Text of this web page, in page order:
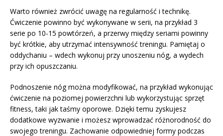
Warto również zwrócić uwagę na regularność i technikę.
Ćwiczenie powinno być wykonywane w serii, na przykład 3
serie po 10-15 powtórzeń, a przerwy między seriami powinny
być krótkie, aby utrzymać intensywność treningu. Pamiętaj o
oddychaniu – wdech wykonuj przy unoszeniu nóg, a wydech
przy ich opuszczaniu.
Podnoszenie nóg można modyfikować, na przykład wykonując
ćwiczenie na poziomej powierzchni lub wykorzystując sprzęt
fitness, taki jak taśmy oporowe. Dzięki temu zyskujesz
dodatkowe wyzwanie i możesz wprowadzać różnorodność do
swojego treningu. Zachowanie odpowiedniej formy podczas